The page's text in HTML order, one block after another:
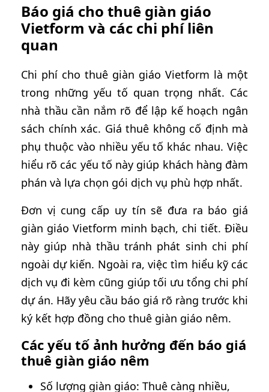
Báo giá cho thuê giàn giáo
Vietform và các chi phí liên
quan
Chi phí cho thuê giàn giáo Vietform là một
trong những yếu tố quan trọng nhất. Các
nhà thầu cần nắm rõ để lập kế hoạch ngân
sách chính xác. Giá thuê không cố định mà
phụ thuộc vào nhiều yếu tố khác nhau. Việc
hiểu rõ các yếu tố này giúp khách hàng đàm
phán và lựa chọn gói dịch vụ phù hợp nhất.
Đơn vị cung cấp uy tín sẽ đưa ra báo giá
giàn giáo Vietform minh bạch, chi tiết. Điều
này giúp nhà thầu tránh phát sinh chi phí
ngoài dự kiến. Ngoài ra, việc tìm hiểu kỹ các
dịch vụ đi kèm cũng giúp tối ưu tổng chi phí
dự án. Hãy yêu cầu báo giá rõ ràng trước khi
ký kết hợp đồng cho thuê giàn giáo nêm.
Các yếu tố ảnh hưởng đến báo giá
thuê giàn giáo nêm
Số lượng giàn giáo: Thuê càng nhiều,